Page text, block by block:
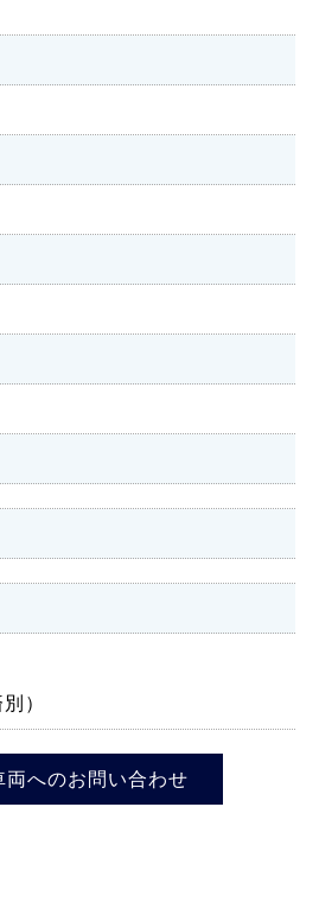
）
両へのお問い合わせ